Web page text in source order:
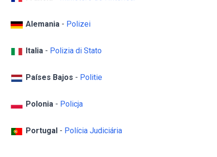
Alemania - Polizei
Italia - Polizia di Stato
Países Bajos - Politie
Polonia - Policja
Portugal - Polícia Judiciária